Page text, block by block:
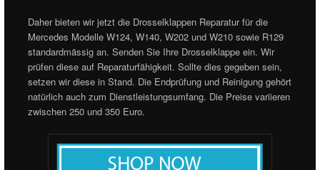
Daher bieten wir jetzt die Drosselklappen Reparatur für die
Mercedes Modelle W124, W140, W202 und W210 sowie R129
standardmässig an. Senden Sie Ihre Drosselklappe ein. Wir
prüfen diese auf Reparaturfähigkeit. Sollte dies gegeben sein,
setzen wir diese in Stand. Die Endprüfung und Reinigung gehört
natürlich auch zum Dienstleistungsumfang. Die Preise variieren
zwischen 250 und 350 Euro.